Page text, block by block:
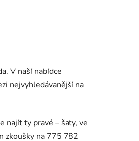
V naší nabídce
nejvyhledávanější na
najít ty pravé – šaty, ve
zkoušky na 775 782